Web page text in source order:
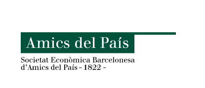
contenido